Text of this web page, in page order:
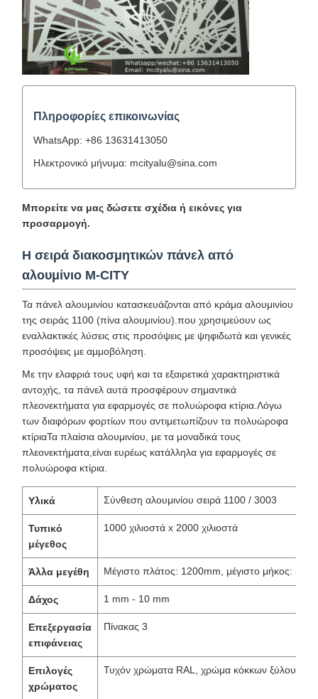
Πληροφορίες επικοινωνίας
WhatsApp: +86 13631413050
Ηλεκτρονικό μήνυμα: mcityalu@sina.com
Μπορείτε να μας δώσετε σχέδια ή εικόνες για
προσαρμογή.
Η σειρά διακοσμητικών πάνελ από
αλουμίνιο M-CITY
Τα πάνελ αλουμινίου κατασκευάζονται από κράμα αλουμινίου
της σειράς 1100 (πίνα αλουμινίου).που χρησιμεύουν ως
εναλλακτικές λύσεις στις προσόψεις με ψηφιδωτά και γενικές
προσόψεις με αμμοβόληση.
Με την ελαφριά τους υφή και τα εξαιρετικά χαρακτηριστικά
αντοχής, τα πάνελ αυτά προσφέρουν σημαντικά
πλεονεκτήματα για εφαρμογές σε πολυώροφα κτίρια.Λόγω
των διαφόρων φορτίων που αντιμετωπίζουν τα πολυώροφα
κτίριαΤα πλαίσια αλουμινίου, με τα μοναδικά τους
πλεονεκτήματα,είναι ευρέως κατάλληλα για εφαρμογές σε
πολυώροφα κτίρια.
Υλικά Σύνθεση αλουμινίου σειρά 1100 / 3003
Τυπικό
μέγεθος
1000 χιλιοστά x 2000 χιλιοστά
Άλλα μεγέθη Μέγιστο πλάτος: 1200mm, μέγιστο μήκος:
Δάχος 1 mm - 10 mm
Επεξεργασία
επιφάνειας
Πίνακας 3
Επιλογές
χρώματος
Τυχόν χρώματα RAL, χρώμα κόκκων ξύλου,